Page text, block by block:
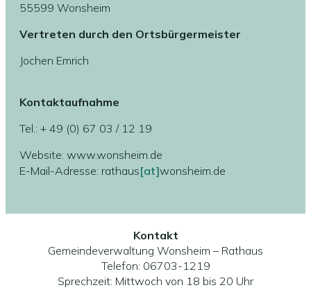
55599 Wonsheim
Vertreten durch den Ortsbürgermeister
Jochen Emrich
Kontaktaufnahme
Tel.: + 49 (0) 67 03 / 12 19
Website: www.wonsheim.de
E-Mail-Adresse: rathaus[at]wonsheim.de
Kontakt
Gemeindeverwaltung Wonsheim – Rathaus
Telefon: 06703-1219
Sprechzeit: Mittwoch von 18 bis 20 Uhr